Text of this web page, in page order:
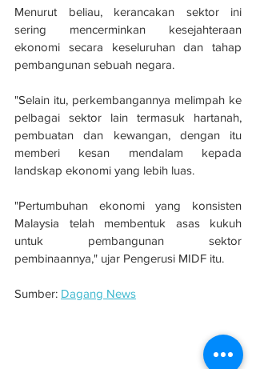
Menurut beliau, kerancakan sektor ini
sering mencerminkan kesejahteraan
ekonomi secara keseluruhan dan tahap
pembangunan sebuah negara.
"Selain itu, perkembangannya melimpah ke
pelbagai sektor lain termasuk hartanah,
pembuatan dan kewangan, dengan itu
memberi kesan mendalam kepada
landskap ekonomi yang lebih luas.
"Pertumbuhan ekonomi yang konsisten
Malaysia telah membentuk asas kukuh
untuk pembangunan sektor
pembinaannya," ujar Pengerusi MIDF itu.
Sumber: Dagang News
terus jadi pemangkin ekonomi Malaysia -